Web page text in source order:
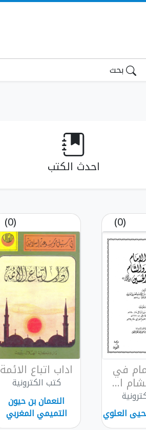
بحث
احدث الكتب
(0)
في
ا...
العلوي
(0)
اداب اتباع الائمة
كتب الكترونية
النعمان بن حيون
التميمي المغربي